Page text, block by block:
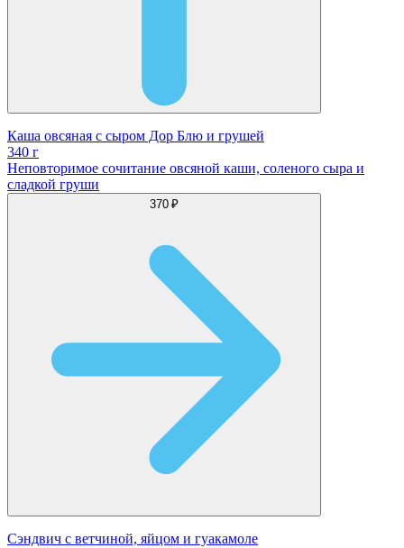
Каша овсяная с сыром Дор Блю и грушей
340 г
Неповторимое сочитание овсяной каши, соленого сыра и
сладкой груши
370 ₽
Сэндвич с ветчиной, яйцом и гуакамоле